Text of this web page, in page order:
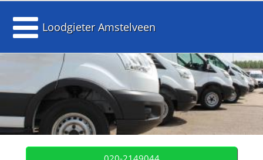
Loodgieter Amstelveen